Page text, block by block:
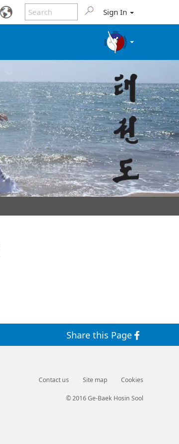
Sign In
Share this Page
Contact us Site map Cookies
© 2016 Ge-Baek Hosin Sool